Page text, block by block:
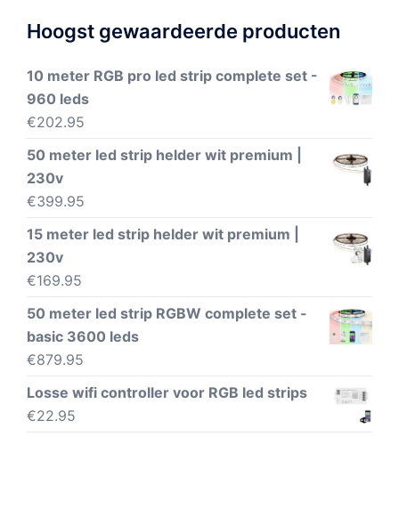
Hoogst gewaardeerde producten
10 meter RGB pro led strip complete set -
960 leds
€202.95
50 meter led strip helder wit premium |
230v
€399.95
15 meter led strip helder wit premium |
230v
€169.95
50 meter led strip RGBW complete set -
basic 3600 leds
€879.95
Losse wifi controller voor RGB led strips
€22.95